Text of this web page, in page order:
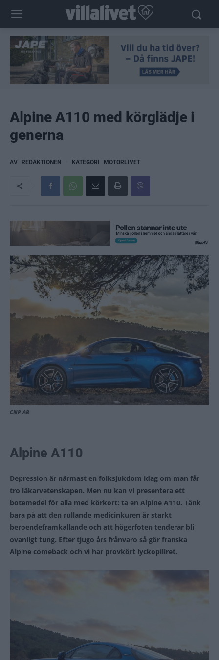
Alpine A110 med körglädje i
generna
AV REDAKTIONEN KATEGORI MOTORLIVET
CNP AB
Alpine A110
Depression är närmast en folksjukdom idag om man får
tro läkarvetenskapen. Men nu kan vi presentera ett
botemedel för alla med körkort: ta en Alpine A110. Tänk
bara på att den rullande medicinkuren är starkt
beroendeframkallande och att högerfoten tenderar bli
ovanligt tung. Efter tjugo års frånvaro så gör franska
Alpine comeback och vi har provkört lyckopillret.